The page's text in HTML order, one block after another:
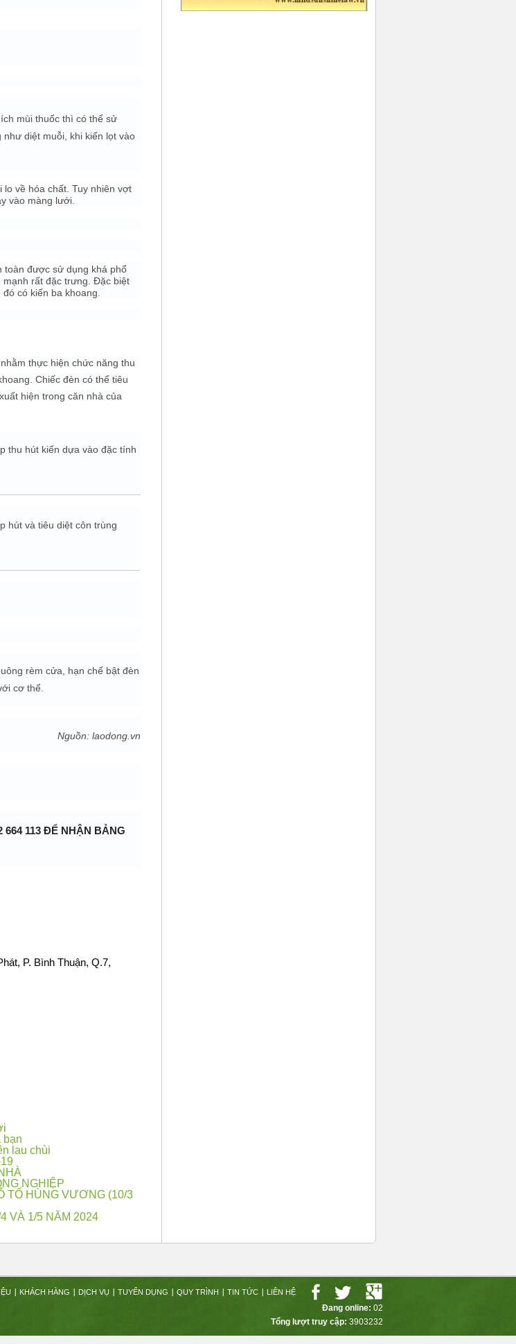
mùi thuốc thì có thể sử
diệt muỗi, khi kiến lọt vào
về hóa chất. Tuy nhiên vợt
vào màng lưới.
toàn được sử dụng khá phổ
rất đặc trưng. Đặc biệt
có kiến ba khoang.
thực hiện chức năng thu
Chiếc đèn có thể tiêu
hiện trong căn nhà của
thu hút kiến dựa vào đặc tính
hút và tiêu diệt côn trùng
rèm cửa, hạn chế bật đèn
cơ thể.
Nguồn: laodong.vn
664 113 ĐỂ NHẬN BẢNG
P. Bình Thuận, Q.7,
bạn
lau chùi
NGHIỆP
TỔ HÙNG VƯƠNG (10/3
VÀ 1/5 NĂM 2024
KHÁCH HÀNG DỊCH VỤ TUYỂN DỤNG QUY TRÌNH TIN TỨC LIÊN HỆ
Đang online: 02
Tổng lượt truy cập: 3903232